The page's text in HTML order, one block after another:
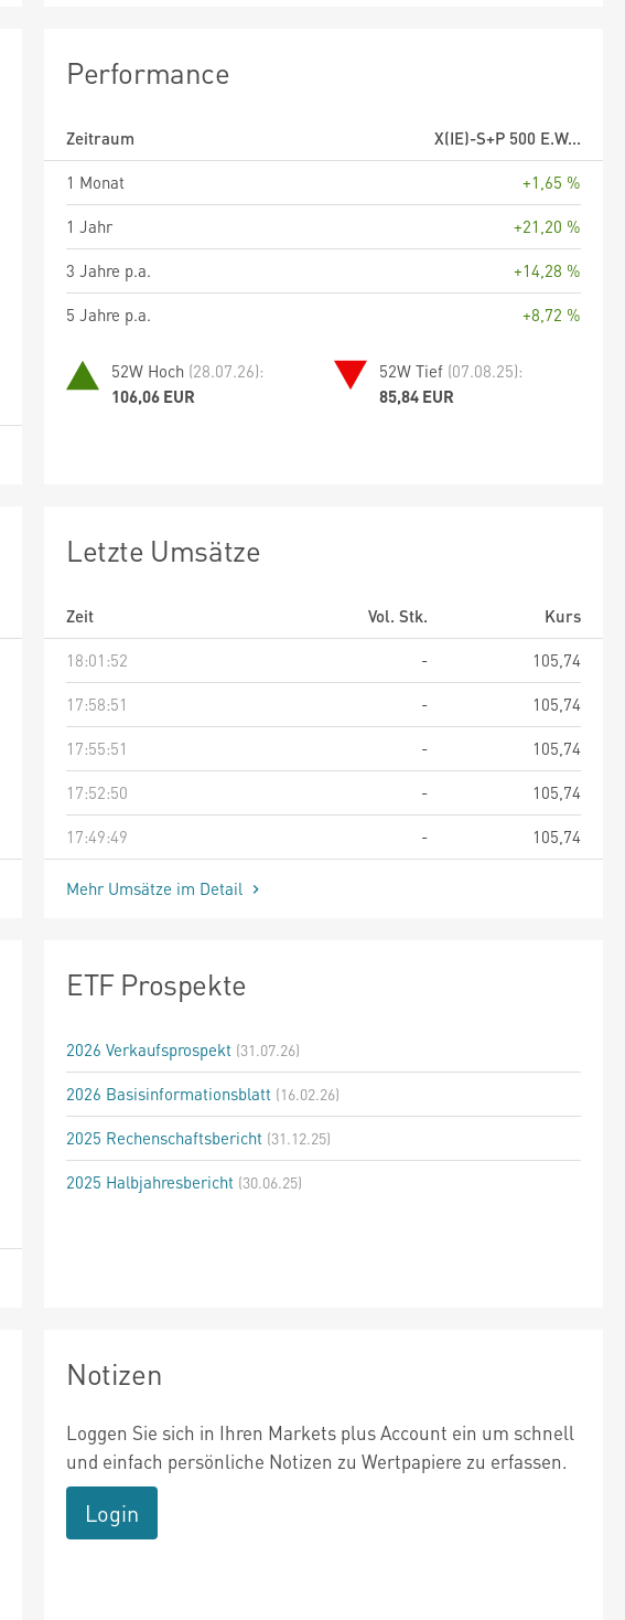
Performance
Zeitraum
X(IE)-S+P 500 E.W...
1 Monat
+1,65 %
1 Jahr
+21,20 %
3 Jahre p.a.
+14,28 %
5 Jahre p.a.
+8,72 %
52W Hoch (28.07.26):
106,06 EUR
52W Tief (07.08.25):
85,84 EUR
Letzte Umsätze
Zeit Vol. Stk.
Kurs
18:01:52
-
105,74
17:58:51
-
105,74
17:55:51
-
105,74
17:52:50
-
105,74
17:49:49
- 105,74
Mehr Umsätze im Detail
ETF Prospekte
2026 Verkaufsprospekt (31.07.26)
2026 Basisinformationsblatt (16.02.26)
2025 Rechenschaftsbericht (31.12.25)
2025 Halbjahresbericht (30.06.25)
Notizen
Loggen Sie sich in Ihren Markets plus Account ein um schnell
und einfach persönliche Notizen zu Wertpapiere zu erfassen.
Login